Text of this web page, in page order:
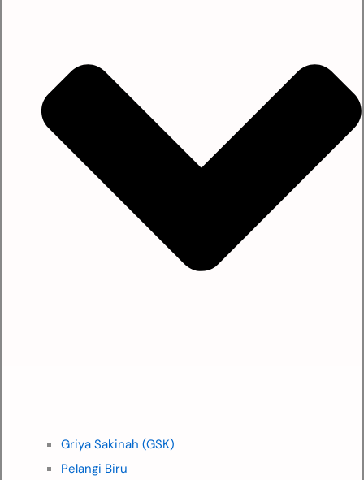
Griya Sakinah (GSK)
Pelangi Biru